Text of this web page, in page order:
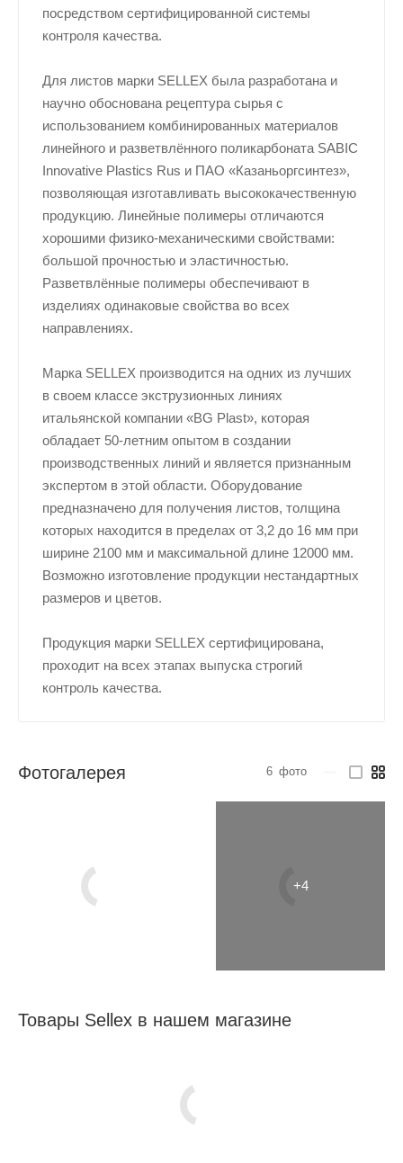
посредством сертифицированной системы
контроля качества.
Для листов марки SELLEX была разработана и
научно обоснована рецептура сырья с
использованием комбинированных материалов
линейного и разветвлённого поликарбоната SABIC
Innovativе Plastics Rus и ПАО «Казаньоргсинтез»,
позволяющая изготавливать высококачественную
продукцию. Линейные полимеры отличаются
хорошими физико-механическими свойствами:
большой прочностью и эластичностью.
Разветвлённые полимеры обеспечивают в
изделиях одинаковые свойства во всех
направлениях.
Марка SELLEX производится на одних из лучших
в своем классе экструзионных линиях
итальянской компании «BG Plast», которая
обладает 50-летним опытом в создании
производственных линий и является признанным
экспертом в этой области. Оборудование
предназначено для получения листов, толщина
которых находится в пределах от 3,2 до 16 мм при
ширине 2100 мм и максимальной длине 12000 мм.
Возможно изготовление продукции нестандартных
размеров и цветов.
Продукция марки SELLEX сертифицирована,
проходит на всех этапах выпуска строгий
контроль качества.
Фотогалерея 6 фото
Товары Sellex в нашем магазине